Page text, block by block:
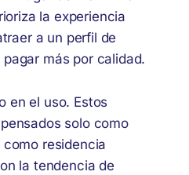
la experiencia
a un perfil de
más por calidad.
en el uso. Estos
solo como
residencia
la tendencia de